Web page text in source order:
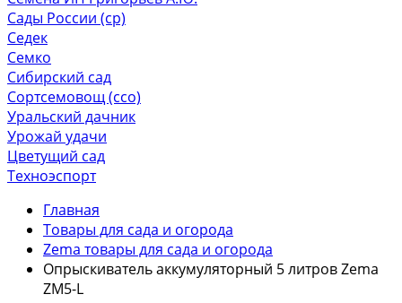
Сады России (ср)
Седек
Семко
Сибирский сад
Сортсемовощ (ссо)
Уральский дачник
Урожай удачи
Цветущий сад
Техноэспорт
Главная
Товары для сада и огорода
Zema товары для сада и огорода
Опрыскиватель аккумуляторный 5 литров Zema
ZM5-L